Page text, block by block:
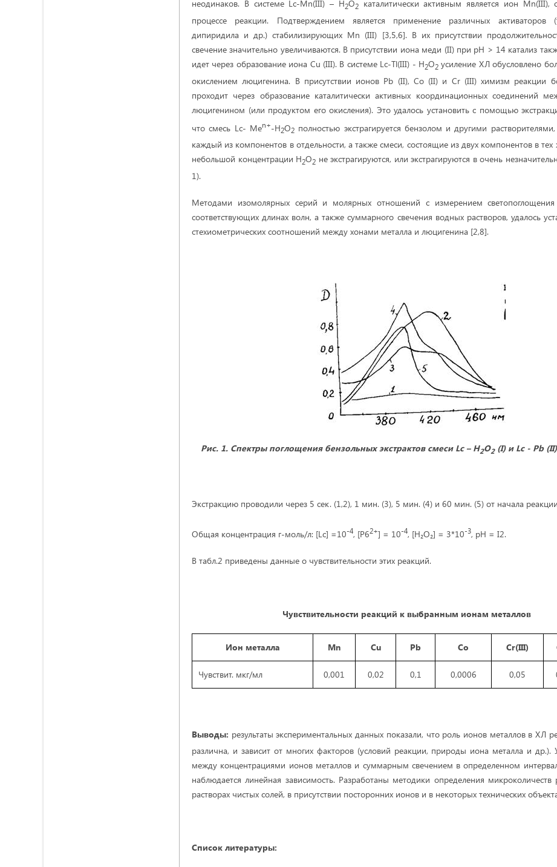
неодинаков. В системе Lc-Mn(III) – H2O2каталитически активным является ион Mn(III),
процессе реакции. Подтверждением является применение различных активаторов
дипиридила и др.) стабилизирующих Mn (III) [3,5,6]. В их присутствии
свечение значительно увеличиваются. В присутствии иона меди (II) при рН > 14 катализ
идет через образование иона Cu (III). В системе Lc-Tl(III) - H2O2 усиление ХЛ обусловлено
окислением люцигенина. В присутствии ионов Pb (II), Co (II) и Cr (III) химизм реакции
проходит через образование каталитически активных координационных соединений
люцигенином (или продуктом его окисления). Это удалось установить с помощью
что смесь Lс- Men+-H2O2полностью экстрагируется бензолом и другими
каждый из компонентов в отдельности, а также смеси, состоящие из двух компонентов в тех
небольшой концентрации Н2О2 не экстрагируются, или экстрагируются в очень
1).
Методами изомолярных серий и молярных отношений с измерением светопоглощения
соответствующих длинах волн, а также суммарного свечения водных растворов, удалось
стехиометрических соотношений между хонами металла и люцигенина [2,8].
Рис. 1. Спектры поглощения бензольных экстрактов смеси Lc – H2О2(I) и Lc - Pb
Экстракцию проводили через 5 сек. (1,2), 1 мин. (3), 5 мин. (4) и 60 мин. (5) от начала
Общая концентрация г-моль/л: [Lc] =10-4, [P62+] = 10-4, [Н₂О₂] = 3*10-3, pH = I2.
В табл.2 приведены данные о чувствительности этих реакций.
Чувствительности реакций к выбранным ионам металлов
Ион металла Mn Cu Pb Co Cr(III)
Чувствит. мкг/мл 0,001 0,02 0,1 0,0006 0,05
Выводы: результаты экспериментальных данных показали, что роль ионов металлов в ХЛ
различна, и зависит от многих факторов (условий реакции, природы иона металла и др.).
между концентрациями ионов металлов и суммарным свечением в определенном
наблюдается линейная зависимость. Разработаны методики определения микроколичеств
растворах чистых солей, в присутствии посторонних ионов и в некоторых технических
Список литературы: